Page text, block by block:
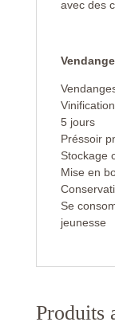
avec des
5 jours
Préssoir
Stockage
Mise en
Se
jeunesse
Produits